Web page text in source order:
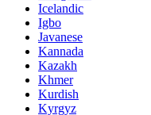
Icelandic
Igbo
Javanese
Kannada
Kazakh
Khmer
Kurdish
Kyrgyz